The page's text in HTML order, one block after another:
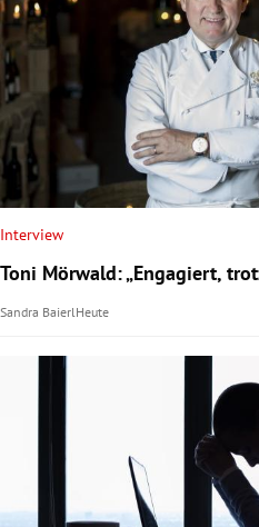
Untermenü
Interview
Toni Mörwald: „Engagiert,
Sandra BaierlHeute